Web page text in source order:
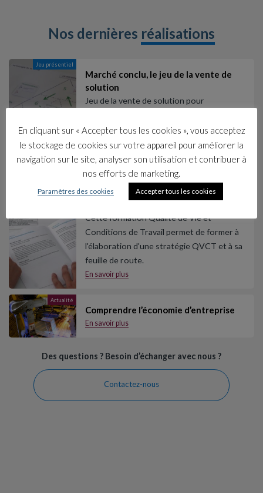
Nos dernières réalisations
Jeu présentiel
Marché conclu, le jeu de la vente de
solution
Jeu de la vente de solution pour
adaptée aux besoins du client.
En savoir plus
Engager une démarche de qualité de
vie et des conditions de travail
Cette formation Qualité de Vie et
Conditions de Travail permet de former à
l'élaboration d'une stratégie QVCT et à sa
feuille de route.
En savoir plus
Actualité
Comprendre l’économie d’entreprise
En savoir plus
Des questions ? Besoin d’échanger avec nous ?
Contactez-nous
En cliquant sur « Accepter tous les cookies », vous acceptez
le stockage de cookies sur votre appareil pour améliorer la
navigation sur le site, analyser son utilisation et contribuer à
nos efforts de marketing.
Paramètres des cookies Accepter tous les cookies